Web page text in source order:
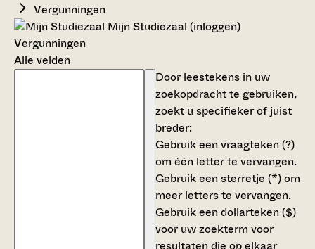
Vergunningen
Mijn Studiezaal (inloggen)
Vergunningen
Alle velden
Door leestekens in uw
zoekopdracht te gebruiken,
zoekt u specifieker of juist
breder:
Gebruik eenvraagteken (?)
om één letter te vervangen.
Gebruik eensterretje (*)om
meer letters te vervangen.
Gebruik eendollarteken ($)
voor uw zoekterm voor
resultaten die op elkaar